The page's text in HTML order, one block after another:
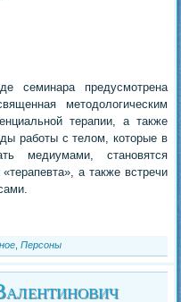
семинара предусмотрена
методологическим
терапии, а также
работы с телом, которые в
медиумами, становятся
а также встречи
, Персоны